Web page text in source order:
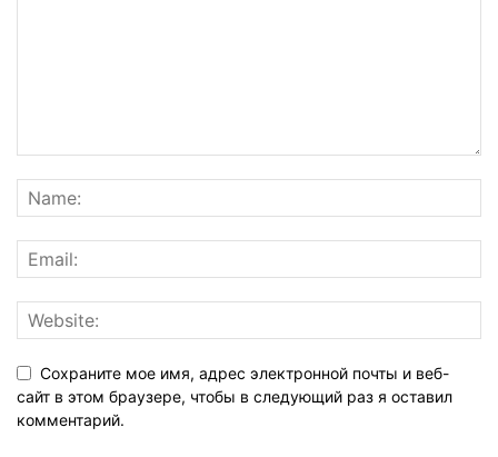
Сохраните мое имя, адрес электронной почты и веб-
сайт в этом браузере, чтобы в следующий раз я оставил
комментарий.